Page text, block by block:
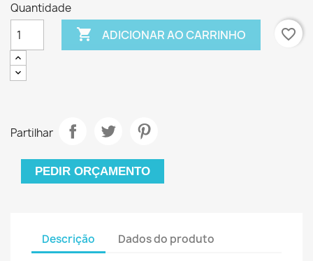
Quantidade
 ADICIONAR AO CARRINHO favorite_border
Partilhar
PEDIR ORÇAMENTO
Descrição Dados do produto